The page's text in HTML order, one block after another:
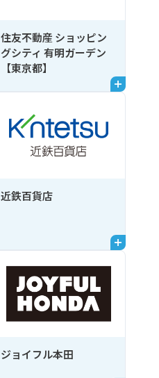
住友不動産 ショッピン
グシティ 有明ガーデン
【東京都】
近鉄百貨店
ジョイフル本田